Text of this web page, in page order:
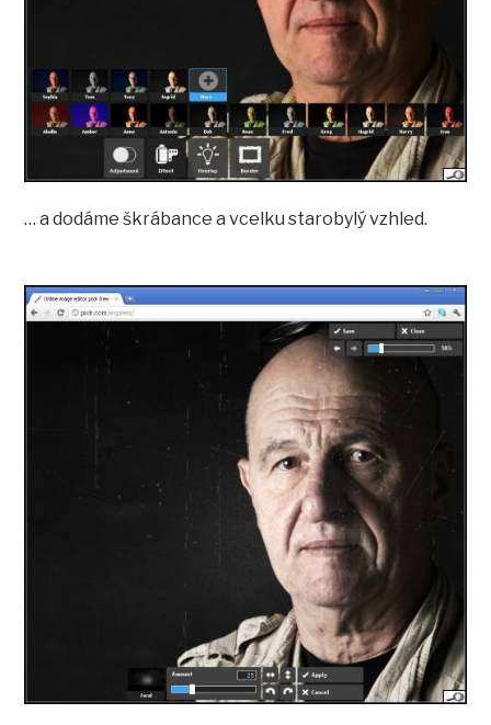
… a dodáme škrábance a vcelku starobylý vzhled.